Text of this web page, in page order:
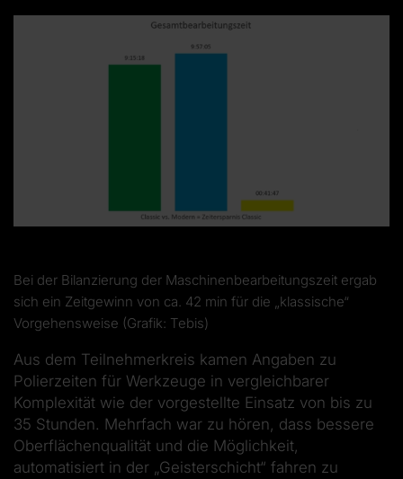
Bei der Bilanzierung der Maschinenbearbeitungszeit ergab
sich ein Zeitgewinn von ca. 42 min für die „klassische“
Vorgehensweise (Grafik: Tebis)
Aus dem Teilnehmerkreis kamen Angaben zu
Polierzeiten für Werkzeuge in vergleichbarer
Komplexität wie der vorgestellte Einsatz von bis zu
35 Stunden. Mehrfach war zu hören, dass bessere
Oberflächenqualität und die Möglichkeit,
automatisiert in der „Geisterschicht“ fahren zu